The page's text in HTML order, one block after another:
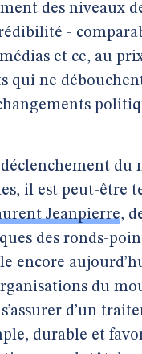
des niveaux
-
et ce, au
qui ne
déclenchement du
il est peut-être
Jeanpierre,
des ronds-
encore
du
d’un
durable et